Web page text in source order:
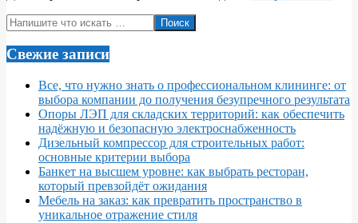
Поиск
Свежие записи
Все, что нужно знать о профессиональном клининге: от
выбора компании до получения безупречного результата
Опоры ЛЭП для складских территорий: как обеспечить
надёжную и безопасную электроснабженность
Дизельный компрессор для строительных работ:
основные критерии выбора
Банкет на высшем уровне: как выбрать ресторан,
который превзойдёт ожидания
Мебель на заказ: как превратить пространство в
уникальное отражение стиля